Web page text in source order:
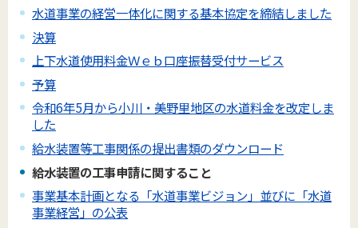
水道事業の経営一体化に関する基本協定を締結しました
決算
上下水道使用料金Ｗｅｂ口座振替受付サービス
予算
令和6年5月から小川・美野里地区の水道料金を改定しま
した
給水装置等工事関係の提出書類のダウンロード
給水装置の工事申請に関すること
事業基本計画となる「水道事業ビジョン」並びに「水道
事業経営」の公表